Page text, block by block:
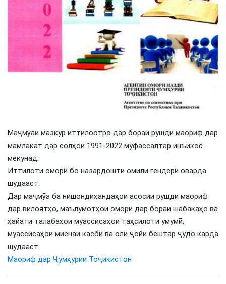
Маҷмӯаи мазкур иттилоотро дар бораи рушди маориф дар
мамлакат дар солҳои 1991-2022 муфассалтар инъикос
мекунад.
Иттилоти оморӣ бо назардошти омили гендерӣ оварда
шудааст.
Дар маҷмӯа ба нишондиҳандаҳои асосии рушди маориф
дар вилоятҳо, маълумотҳои оморӣ дар бораи шабакаҳо ва
ҳайати талабаҳои муассисаҳои таҳсилоти умумӣ,
муассисаҳои миёнаи касбӣ ва олӣ ҷойи бештар ҷудо карда
шудааст.
Маориф дар Ҷумҳурии Тоҷикистон